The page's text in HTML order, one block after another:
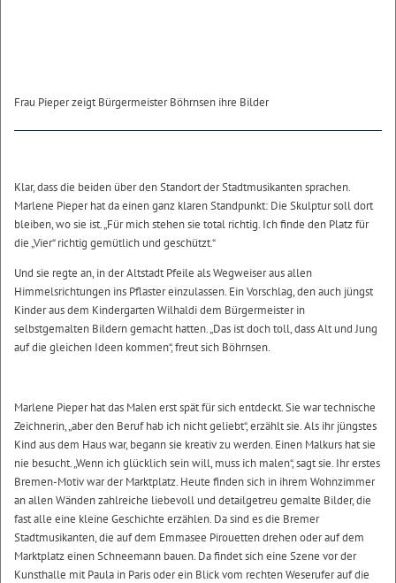
Frau Pieper zeigt Bürgermeister Böhrnsen ihre Bilder
Klar, dass die beiden über den Standort der Stadtmusikanten sprachen.
Marlene Pieper hat da einen ganz klaren Standpunkt: Die Skulptur soll dort
bleiben, wo sie ist. „Für mich stehen sie total richtig. Ich finde den Platz für
die „Vier“ richtig gemütlich und geschützt.“
Und sie regte an, in der Altstadt Pfeile als Wegweiser aus allen
Himmelsrichtungen ins Pflaster einzulassen. Ein Vorschlag, den auch jüngst
Kinder aus dem Kindergarten Wilhaldi dem Bürgermeister in
selbstgemalten Bildern gemacht hatten. „Das ist doch toll, dass Alt und Jung
auf die gleichen Ideen kommen“, freut sich Böhrnsen.
Marlene Pieper hat das Malen erst spät für sich entdeckt. Sie war technische
Zeichnerin, „aber den Beruf hab ich nicht geliebt“, erzählt sie. Als ihr jüngstes
Kind aus dem Haus war, begann sie kreativ zu werden. Einen Malkurs hat sie
nie besucht. „Wenn ich glücklich sein will, muss ich malen“, sagt sie. Ihr erstes
Bremen-Motiv war der Marktplatz. Heute finden sich in ihrem Wohnzimmer
an allen Wänden zahlreiche liebevoll und detailgetreu gemalte Bilder, die
fast alle eine kleine Geschichte erzählen. Da sind es die Bremer
Stadtmusikanten, die auf dem Emmasee Pirouetten drehen oder auf dem
Marktplatz einen Schneemann bauen. Da findet sich eine Szene vor der
Kunsthalle mit Paula in Paris oder ein Blick vom rechten Weserufer auf die